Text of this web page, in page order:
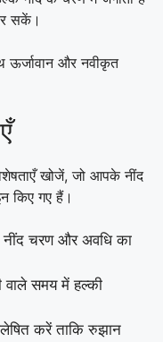
सकें।
और नवीकृत
खोजें, जो आपके नींद
किए गए हैं।
नींद चरण और अवधि का
समय में हल्की
करें ताकि रुझान